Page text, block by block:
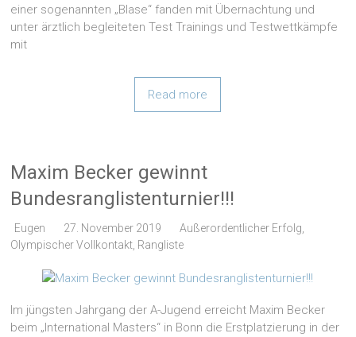
einer sogenannten „Blase“ fanden mit Übernachtung und
unter ärztlich begleiteten Test Trainings und Testwettkämpfe
mit
Read more
Maxim Becker gewinnt
Bundesranglistenturnier!!!
Eugen 27. November 2019 Außerordentlicher Erfolg
Olympischer Vollkontakt Rangliste
Im jüngsten Jahrgang der A-Jugend erreicht Maxim Becker
beim „International Masters“ in Bonn die Erstplatzierung in der